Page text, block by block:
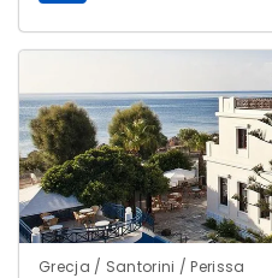
Grecja / Santorini / Perissa